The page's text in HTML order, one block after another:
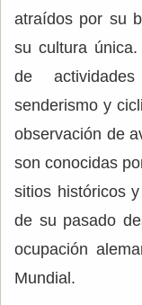
atraídos por su
su cultura
de
senderismo y
observación de
son conocidas
sitios históricos
de su pasado
ocupación
Mundial.